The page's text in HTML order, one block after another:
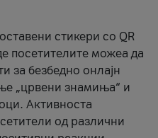
стикери со QR
посетителите можеа да
за безбедно онлајн
„црвени знамиња“ и
Активноста
од различни